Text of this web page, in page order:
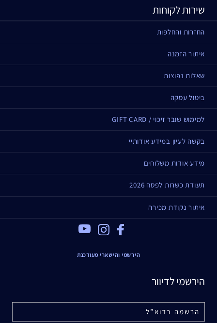
שירות לקוחות
החזרות והחלפות
איתור הזמנה
שאלות נפוצות
ביטול עסקה
למימוש שובר זיכוי / GIFT CARD
בקשה לעיון במידע אודותיי
מידע אודות משלוחים
תעודת כשרות לפסח 2026
איתור נקודת מכירה
Facebook
הירשמי והישארי מעודכנת
הירשמי לדיוור